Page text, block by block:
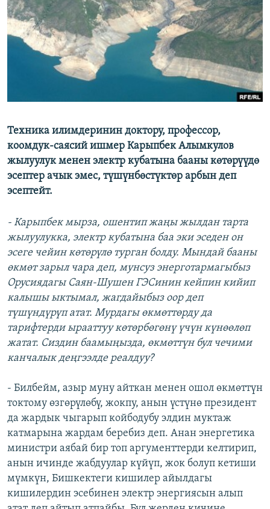
ЫҢГАЙСЫЗ СУРООЛОР
ЭЕ/АРнун бардык сайттары
Техника илимдеринин доктору, профессор,
коомдук-саясий ишмер Карыпбек Алымкулов
жылуулук менен электр кубатына бааны көтөрүүдө
эсептер ачык эмес, түшүнбөстүктөр арбын деп
эсептейт.
- Карыпбек мырза, ошентип жаңы жылдан тарта
жылуулукка, электр кубатына баа эки эседен он
эсеге чейин көтөрүлө турган болду. Мындай бааны
өкмөт зарыл чара деп, мунсуз энерготармагыбыз
Орусиядагы Саян-Шушен ГЭСинин кейпин кийип
калышы ыктымал, жагдайыбыз оор деп
түшүндүрүп атат. Мурдагы өкмөттөрду да
тарифтерди ырааттуу көтөрбөгөнү үчүн күнөөлөп
жатат. Сиздин баамыңызда, өкмөттүн бул чечими
канчалык деңгээлде реалдуу?
- Билбейм, азыр муну айткан менен ошол өкмөттүн
токтому өзгөрүлөбү, жокпу, анын үстүнө президент
да жардык чыгарып койбодубу элдин муктаж
катмарына жардам беребиз деп. Анан энергетика
министри аябай бир топ аргументтерди келтирип,
анын ичинде жабдуулар күйүп, жок болуп кетиши
мүмкүн, Бишкектеги кишилер айылдагы
кишилердин эсебинен электр энергиясын алып